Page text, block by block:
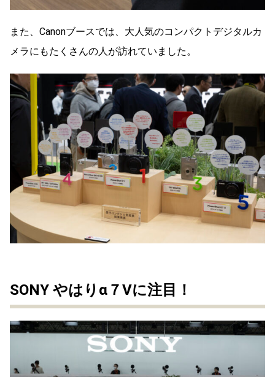
また、Canonブースでは、大人気のコンパクトデジタルカ
メラにもたくさんの人が訪れていました。
SONY やはりα７Vに注目！